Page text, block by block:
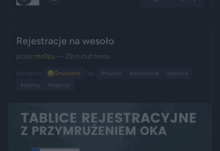
Rejestracje na wesoło
przez mr0zu — 29 minut temu
Kategoria: 😂Śmieszne Tagi: #humor #smieszne
#polska
#memy
#tablice